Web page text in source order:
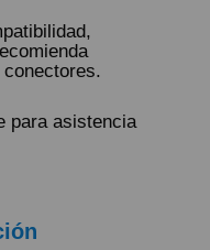
para asistencia